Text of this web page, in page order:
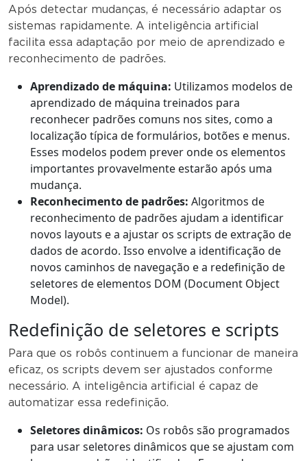
Após detectar mudanças, é necessário adaptar os
sistemas rapidamente. A inteligência artificial
facilita essa adaptação por meio de aprendizado e
reconhecimento de padrões.
Aprendizado de máquina: Utilizamos modelos de
aprendizado de máquina treinados para
reconhecer padrões comuns nos sites, como a
localização típica de formulários, botões e menus.
Esses modelos podem prever onde os elementos
importantes provavelmente estarão após uma
mudança.
Reconhecimento de padrões: Algoritmos de
reconhecimento de padrões ajudam a identificar
novos layouts e a ajustar os scripts de extração de
dados de acordo. Isso envolve a identificação de
novos caminhos de navegação e a redefinição de
seletores de elementos DOM (Document Object
Model).
Redefinição de seletores e scripts
Para que os robôs continuem a funcionar de maneira
eficaz, os scripts devem ser ajustados conforme
necessário. A inteligência artificial é capaz de
automatizar essa redefinição.
Seletores dinâmicos: Os robôs são programados
para usar seletores dinâmicos que se ajustam com